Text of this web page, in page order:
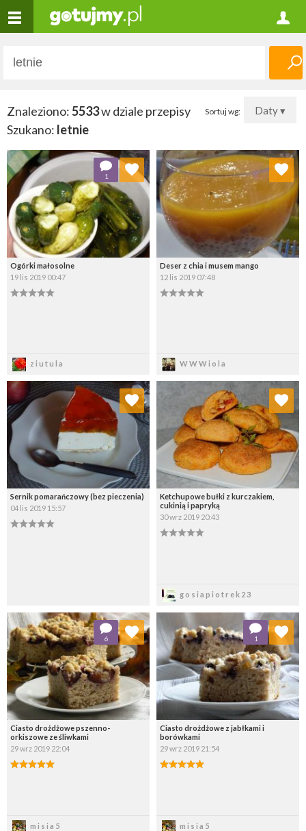
Sortuj wg: Daty ▾
Znaleziono:5533w dziale przepisy
Szukano: letnie
Ogórki małosolne
19 lis 2019 00:47
ziutula
1
Dodaj do ulubionych
Wybierz listę:
Deser z chia i musem mango
12 lis 2019 07:48
WWWiola
Dodaj do ulubionych
Wybierz listę:
Sernik pomarańczowy (bez pieczenia)
04 lis 2019 15:57
Dodaj do ulubionych
Wybierz listę:
Ketchupowe bułki z kurczakiem,
cukinią i papryką
30 wrz 2019 20:43
gosiapiotrek23
Dodaj do ulubionych
Wybierz listę:
Ciasto drożdżowe pszenno-
orkiszowe ze śliwkami
29 wrz 2019 22:04
misia5
6
Dodaj do ulubionych
Wybierz listę:
Ciasto drożdżowe z jabłkami i
borówkami
29 wrz 2019 21:54
misia5
1
Dodaj do ulubionych
Wybierz listę: